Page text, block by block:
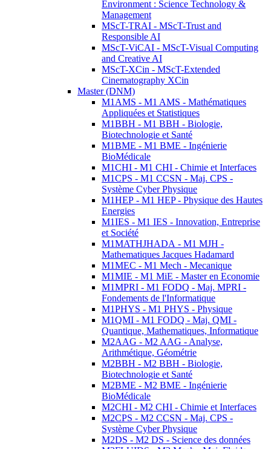
Environment : Science Technology &
Management
MScT-TRAI - MScT-Trust and
Responsible AI
MScT-ViCAI - MScT-Visual Computing
and Creative AI
MScT-XCin - MScT-Extended
Cinematography XCin
Master (DNM)
M1AMS - M1 AMS - Mathématiques
Appliquées et Statistiques
M1BBH - M1 BBH - Biologie,
Biotechnologie et Santé
M1BME - M1 BME - Ingénierie
BioMédicale
M1CHI - M1 CHI - Chimie et Interfaces
M1CPS - M1 CCSN - Maj. CPS -
Système Cyber Physique
M1HEP - M1 HEP - Physique des Hautes
Energies
M1IES - M1 IES - Innovation, Entreprise
et Société
M1MATHJHADA - M1 MJH -
Mathematiques Jacques Hadamard
M1MEC - M1 Mech - Mecanique
M1MIE - M1 MiE - Master en Economie
M1MPRI - M1 FODQ - Maj. MPRI -
Fondements de l'Informatique
M1PHYS - M1 PHYS - Physique
M1QMI - M1 FODQ - Maj. QMI -
Quantique, Mathematiques, Informatique
M2AAG - M2 AAG - Analyse,
Arithmétique, Géométrie
M2BBH - M2 BBH - Biologie,
Biotechnologie et Santé
M2BME - M2 BME - Ingénierie
BioMédicale
M2CHI - M2 CHI - Chimie et Interfaces
M2CPS - M2 CCSN - Maj. CPS -
Système Cyber Physique
M2DS - M2 DS - Science des données